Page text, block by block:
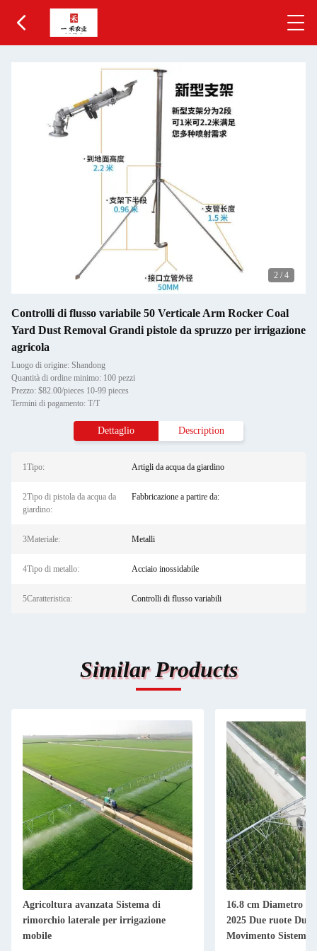
2 / 4
Controlli di flusso variabile 50 Verticale Arm Rocker Coal
Yard Dust Removal Grandi pistole da spruzzo per irrigazione
agricola
Luogo di origine: Shandong
Quantità di ordine minimo: 100 pezzi
Prezzo: $82.00/pieces 10-99 pieces
Termini di pagamento: T/T
Dettaglio Description
1Tipo: Artigli da acqua da giardino
2Tipo di pistola da acqua da
giardino:
Fabbricazione a partire da:
3Materiale: Metalli
4Tipo di metallo: Acciaio inossidabile
5Caratteristica: Controlli di flusso variabili
Similar Products
Agricoltura avanzata Sistema di
rimorchio laterale per irrigazione
mobile
16.8 cm Diametro
2025 Due ruote Due
Movimento Sistema